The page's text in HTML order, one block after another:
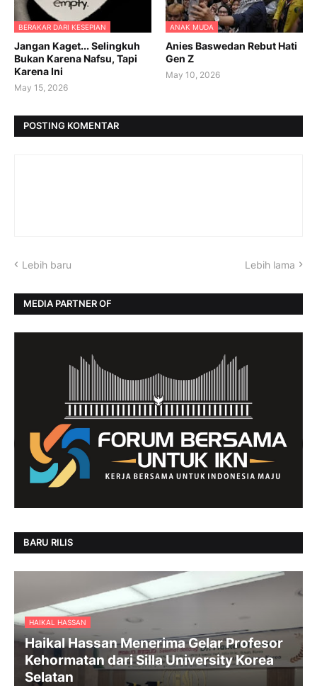
BERAKAR DARI KESEPIAN
Jangan Kaget... Selingkuh
Bukan Karena Nafsu, Tapi
Karena Ini
May 15, 2026
ANAK MUDA
Anies Baswedan Rebut Hati
Gen Z
May 10, 2026
POSTING KOMENTAR
Lebih baru Lebih lama
MEDIA PARTNER OF
BARU RILIS
HAIKAL HASSAN
Haikal Hassan Menerima Gelar Profesor
Kehormatan dari Silla University Korea
Selatan